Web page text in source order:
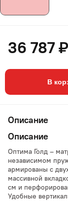
36 787 ₽
В
Описание
Описание
Оптима Голд –
независимом
армированы с
массивной
см и
Удобные